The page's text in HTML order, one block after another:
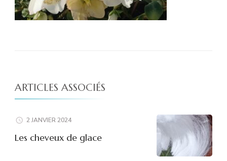
ARTICLES ASSOCIÉS
2 JANVIER 2024
Les cheveux de glace